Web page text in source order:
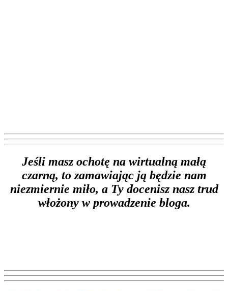
Jeśli masz ochotę na wirtualną małą
czarną, to zamawiając ją będzie nam
niezmiernie miło, a Ty docenisz nasz trud
włożony w prowadzenie bloga.